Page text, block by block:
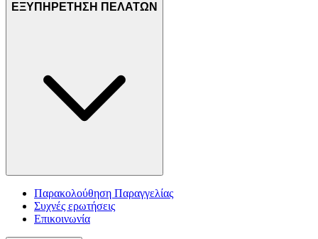
ΕΞΥΠΗΡΕΤΗΣΗ ΠΕΛΑΤΩΝ
Παρακολούθηση Παραγγελίας
Συχνές ερωτήσεις
Επικοινωνία